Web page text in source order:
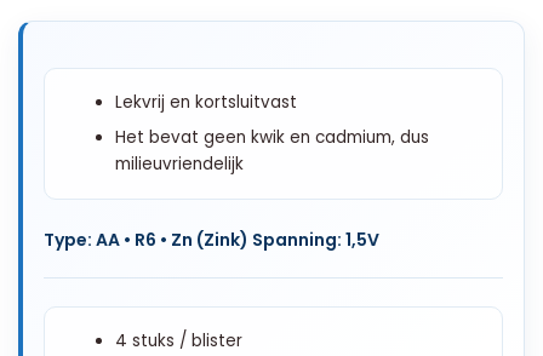
Lekvrij en kortsluitvast
Het bevat geen kwik en cadmium, dus
milieuvriendelijk
Type: AA • R6 • Zn (Zink) Spanning: 1,5V
4 stuks / blister